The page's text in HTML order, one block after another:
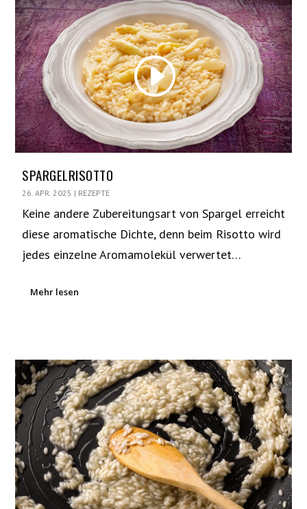
SPARGELRISOTTO
26. APR. 2025 | REZEPTE
Keine andere Zubereitungsart von Spargel erreicht
diese aromatische Dichte, denn beim Risotto wird
jedes einzelne Aromamolekül verwertet…
Mehr lesen